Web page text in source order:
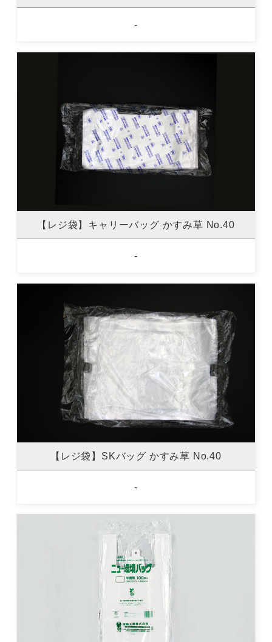
-
【レジ袋】キャリーバッグ かすみ草 No.40
-
【レジ袋】SKバッグ かすみ草 No.40
-